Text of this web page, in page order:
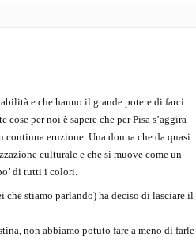
e che hanno il grande potere di farci
cose per noi è sapere che per Pisa s’aggira
eruzione. Una donna che da quasi
culturale e che si muove come un
di tutti i colori.
che stiamo parlando) ha deciso di lasciare il
non abbiamo potuto fare a meno di farle